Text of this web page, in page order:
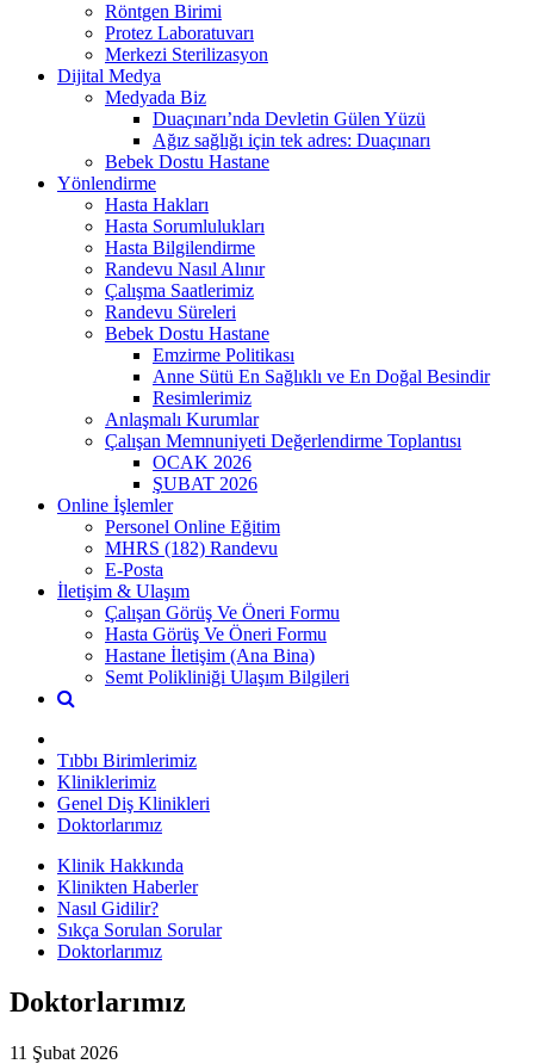
Röntgen Birimi
Protez Laboratuvarı
Merkezi Sterilizasyon
Dijital Medya
Medyada Biz
Duaçınarı’nda Devletin Gülen Yüzü
Ağız sağlığı için tek adres: Duaçınarı
Bebek Dostu Hastane
Yönlendirme
Hasta Hakları
Hasta Sorumlulukları
Hasta Bilgilendirme
Randevu Nasıl Alınır
Çalışma Saatlerimiz
Randevu Süreleri
Bebek Dostu Hastane
Emzirme Politikası
Anne Sütü En Sağlıklı ve En Doğal Besindir
Resimlerimiz
Anlaşmalı Kurumlar
Çalışan Memnuniyeti Değerlendirme Toplantısı
OCAK 2026
ŞUBAT 2026
Online İşlemler
Personel Online Eğitim
MHRS (182) Randevu
E-Posta
İletişim & Ulaşım
Çalışan Görüş Ve Öneri Formu
Hasta Görüş Ve Öneri Formu
Hastane İletişim (Ana Bina)
Semt Polikliniği Ulaşım Bilgileri
Tıbbı Birimlerimiz
Kliniklerimiz
Genel Diş Klinikleri
Doktorlarımız
Klinik Hakkında
Klinikten Haberler
Nasıl Gidilir?
Sıkça Sorulan Sorular
Doktorlarımız
Doktorlarımız
11 Şubat 2026